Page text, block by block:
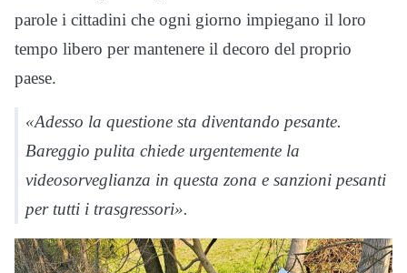
parole i cittadini che ogni giorno impiegano il loro
tempo libero per mantenere il decoro del proprio
paese.
«Adesso la questione sta diventando pesante.
Bareggio pulita chiede urgentemente la
videosorveglianza in questa zona e sanzioni pesanti
per tutti i trasgressori».